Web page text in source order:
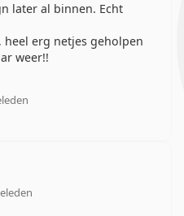
later al binnen. Echt
heel erg netjes geholpen
weer!!
5 van 5
4 van 5